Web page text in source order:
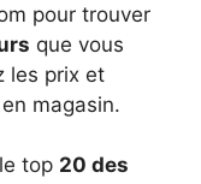
pour trouver
que vous
les prix et
magasin.
top 20 des